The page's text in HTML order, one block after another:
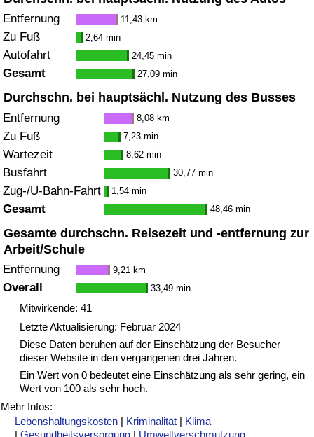
Entfernung 11,43 km
Zu Fuß 2,64 min
Autofahrt 24,45 min
Gesamt 27,09 min
Durchschn. bei hauptsächl. Nutzung des Busses
Entfernung 8,08 km
Zu Fuß 7,23 min
Wartezeit 8,62 min
Busfahrt 30,77 min
Zug-/U-Bahn-Fahrt 1,54 min
Gesamt 48,46 min
Gesamte durchschn. Reisezeit und -entfernung zur
Arbeit/Schule
Entfernung 9,21 km
Overall 33,49 min
Mitwirkende: 41
Letzte Aktualisierung: Februar 2024
Diese Daten beruhen auf der Einschätzung der Besucher
dieser Website in den vergangenen drei Jahren.
Ein Wert von 0 bedeutet eine Einschätzung als sehr gering, ein
Wert von 100 als sehr hoch.
Mehr Infos:
Lebenshaltungskosten | Kriminalität | Klima
|Gesundheitsversorgung | Umweltverschmutzung